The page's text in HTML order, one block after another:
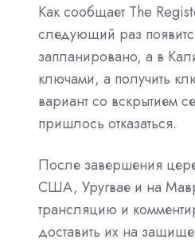
Как сообщает The
следующий раз
запланировано, а в
ключами, а получить
вариант со вскрытием
пришлось отказаться.
После завершения
США, Уругвае и на
трансляцию и
доставить их на